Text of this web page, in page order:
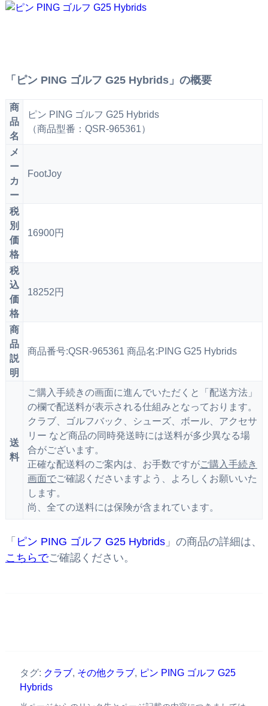
「ピン PING ゴルフ G25 Hybrids」の概要
商
品
名
ピン PING ゴルフ G25 Hybrids
（商品型番：QSR-965361）
メ
ー
カ
ー
FootJoy
税
別
価
格
16900円
税
込
価
格
18252円
商
品
説
明
商品番号:QSR-965361 商品名:PING G25 Hybrids
送
料
ご購入手続きの画面に進んでいただくと「配送方法」
の欄で配送料が表示される仕組みとなっております。
クラブ、ゴルフバック、シューズ、ボール、アクセサ
リー など商品の同時発送時には送料が多少異なる場
合がございます。
正確な配送料のご案内は、お手数ですがご購入手続き
画面でご確認くださいますよう、よろしくお願いいた
します。
尚、全ての送料には保険が含まれています。
「 ピン PING ゴルフ G25 Hybrids」の商品の詳細は、
こちらでご確認ください。
タグ: クラブ, その他クラブ, ピン PING ゴルフ G25
Hybrids